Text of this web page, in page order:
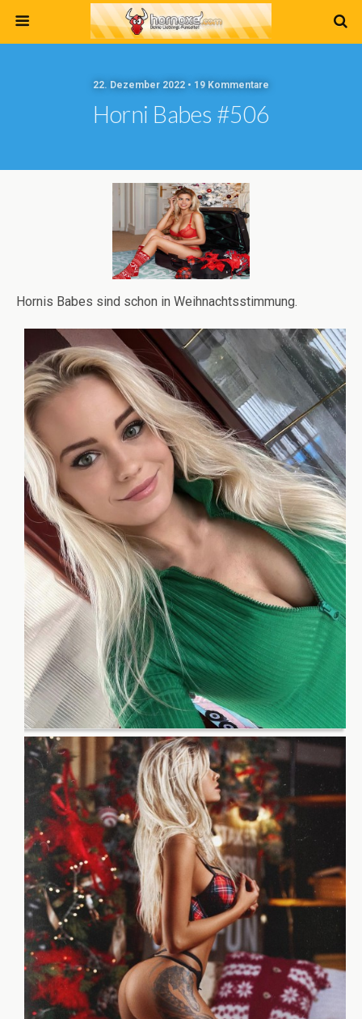
22. Dezember 2022 • 19 Kommentare
Horni Babes #506
Hornis Babes sind schon in Weihnachtsstimmung.